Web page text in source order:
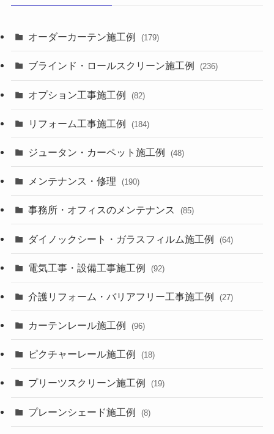
オーダーカーテン施工例 (179)
ブラインド・ロールスクリーン施工例 (236)
オプション工事施工例 (82)
リフォーム工事施工例 (184)
ジュータン・カーペット施工例 (48)
メンテナンス・修理 (190)
事務所・オフィスのメンテナンス (85)
ダイノックシート・ガラスフィルム施工例 (64)
電気工事・設備工事施工例 (92)
介護リフォーム・バリアフリー工事施工例 (27)
カーテンレール施工例 (96)
ピクチャーレール施工例 (18)
プリーツスクリーン施工例 (19)
プレーンシェード施工例 (8)